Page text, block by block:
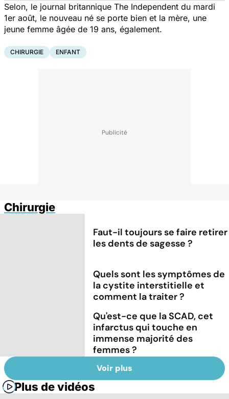
Selon, le journal britannique The Independent du mardi
1er août, le nouveau né se porte bien et la mère, une
jeune femme âgée de 19 ans, également.
CHIRURGIE ENFANT
Chirurgie
Faut-il toujours se faire retirer
les dents de sagesse ?
Quels sont les symptômes de
la cystite interstitielle et
comment la traiter ?
Qu'est-ce que la SCAD, cet
infarctus qui touche en
immense majorité des
femmes ?
Voir plus
Plus de vidéos